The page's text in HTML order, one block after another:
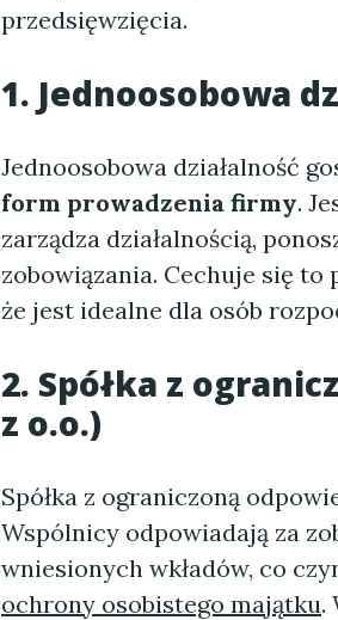
przedsięwzięcia.
1. Jednoosobowa
Jednoosobowa działalność
form prowadzenia firmy.
zarządza działalnością,
zobowiązania. Cechuje się
że jest idealne dla osób
2. Spółka z
z o.o.)
Spółka z ograniczoną
Wspólnicy odpowiadają za
wniesionych wkładów, co
ochrony osobistego majątku.